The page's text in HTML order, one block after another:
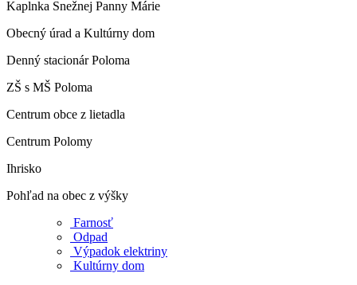
Kaplnka Snežnej Panny Márie
Obecný úrad a Kultúrny dom
Denný stacionár Poloma
ZŠ s MŠ Poloma
Centrum obce z lietadla
Centrum Polomy
Ihrisko
Pohľad na obec z výšky
Farnosť
Odpad
Výpadok elektriny
Kultúrny dom